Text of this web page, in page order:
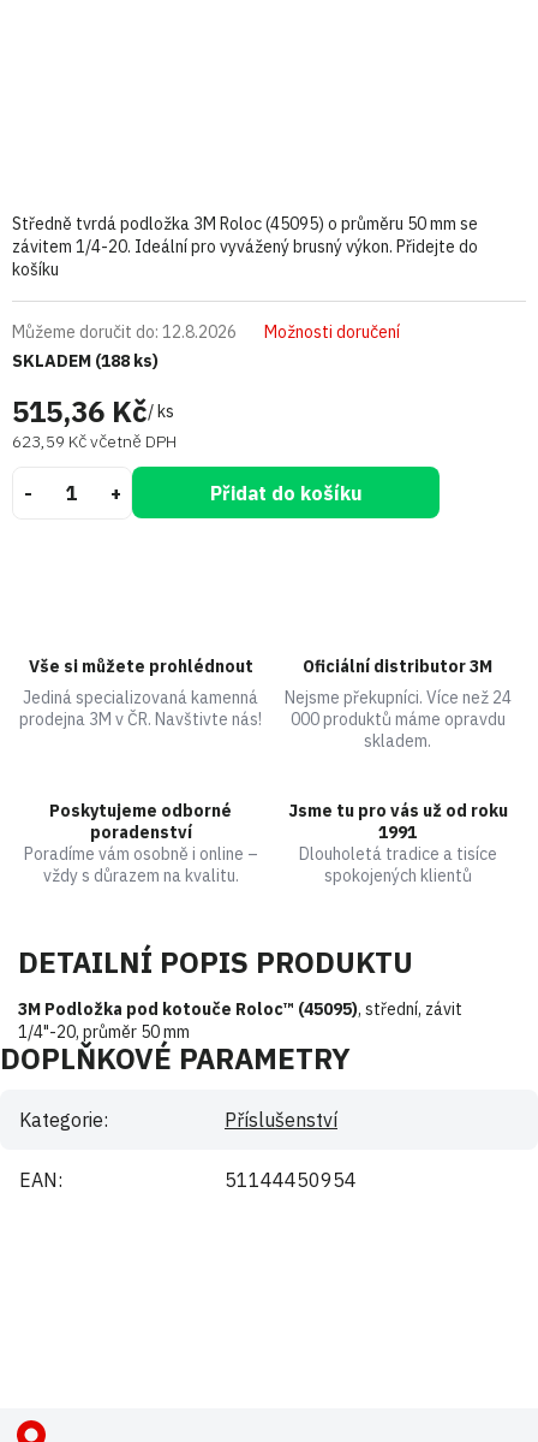
515,36 Kč/ ks
623,59 Kč včetně DPH
SKLADEM (188 ks)
Můžeme doručit do: 12.8.2026 Možnosti doručení
Přidat do košíku
Středně tvrdá podložka 3M Roloc (45095) o průměru 50 mm se
závitem 1/4-20. Ideální pro vyvážený brusný výkon. Přidejte do
košíku
Vše si můžete prohlédnout
Jediná specializovaná kamenná
prodejna 3M v ČR. Navštivte nás!
Oficiální distributor 3M
Nejsme překupníci. Více než 24
000 produktů máme opravdu
skladem.
Poskytujeme odborné
poradenství
Poradíme vám osobně i online –
vždy s důrazem na kvalitu.
Jsme tu pro vás už od roku
1991
Dlouholetá tradice a tisíce
spokojených klientů
DETAILNÍ POPIS PRODUKTU
3M Podložka pod kotouče Roloc™ (45095), střední, závit
1/4"-20, průměr 50 mm
DOPLŇKOVÉ PARAMETRY
Kategorie: Příslušenství
EAN: 51144450954